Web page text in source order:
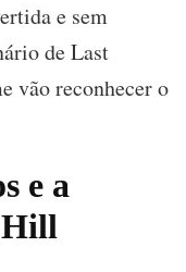
e sem
de Last
vão reconhecer o
e a